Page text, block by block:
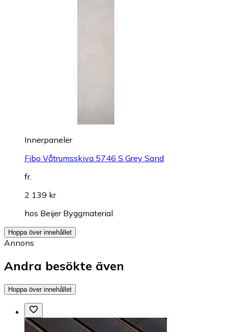
Innerpaneler
Fibo Våtrumsskiva 5746 S Grey Sand
fr.
2 139 kr
hos Beijer Byggmaterial
Hoppa över innehållet
Annons
Andra besökte även
Hoppa över innehållet